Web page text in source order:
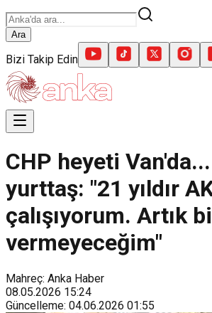
Ara
Bizi Takip Edin
CHP heyeti
yurttaş: "21 yıldır
çalışıyorum. Artık
vermeyeceğim"
Mahreç: Anka Haber
08.05.2026 15:24
Güncelleme: 04.06.2026 01:55